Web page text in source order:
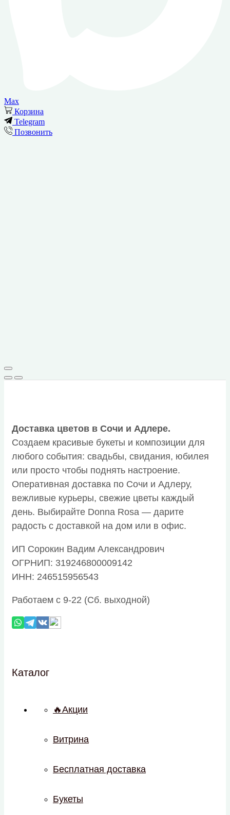
Max
Корзина
Telegram
Позвонить
Доставка цветов в Сочи и Адлере.
Создаем красивые букеты и композиции для
любого события: свадьбы, свидания, юбилея
или просто чтобы поднять настроение.
Оперативная доставка по Сочи и Адлеру,
вежливые курьеры, свежие цветы каждый
день. Выбирайте Donna Rosa — дарите
радость с доставкой на дом или в офис.
ИП Сорокин Вадим Александрович
ОГРНИП: 319246800009142
ИНН: 246515956543
Работаем с 9-22 (Сб. выходной)
Каталог
🔥Акции
Витрина
Бесплатная доставка
Букеты